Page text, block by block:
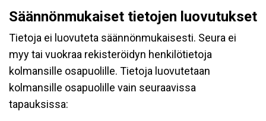
Säännönmukaiset tietojen luovutukset
Tietoja ei luovuteta säännönmukaisesti. Seura ei
myy tai vuokraa rekisteröidyn henkilötietoja
kolmansille osapuolille. Tietoja luovutetaan
kolmansille osapuolille vain seuraavissa
tapauksissa: